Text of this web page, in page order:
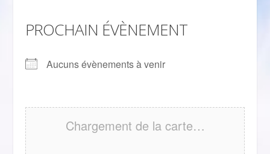
PROCHAIN ÉVÈNEMENT
Aucuns évènements à venir
Chargement de la carte…